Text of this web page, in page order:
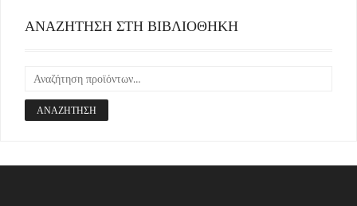
ΑΝΑΖΗΤΗΣΗ ΣΤΗ ΒΙΒΛΙΟΘΗΚΗ
ΑΝΑΖΉΤΗΣΗ